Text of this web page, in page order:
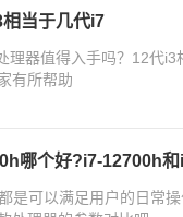
当于几代i7
理器值得入手吗？12代
有所帮助
哪个好?i7-12700h
是可以满足用户的日常